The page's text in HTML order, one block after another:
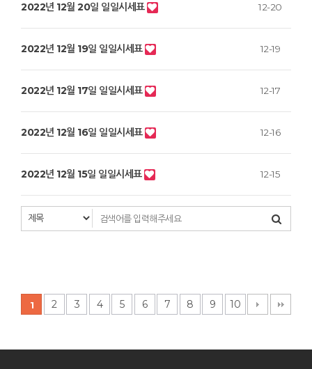
2022년 12월 20일 일일시세표 12-20
2022년 12월 19일 일일시세표 12-19
2022년 12월 17일 일일시세표 12-17
2022년 12월 16일 일일시세표 12-16
2022년 12월 15일 일일시세표 12-15
1 2 3 4 5 6 7 8 9 10